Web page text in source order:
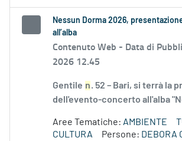
Nessun Dorma 2026,
all’alba
Contenuto Web - Data di
2026 12.45
Gentile n. 52 – Bari, si terrà la
dell'evento-concerto all'alba
Aree Tematiche: AMBIENTE
CULTURA
Persone: DEBORA